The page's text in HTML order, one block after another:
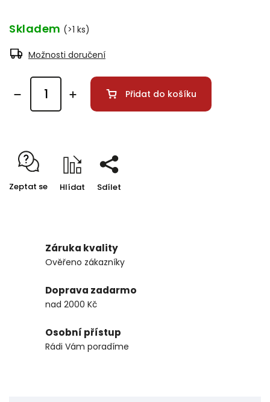
Skladem (>1 ks)
Možnosti doručení
Přidat do košíku
Zeptat se Hlídat Sdílet
Záruka kvality
Ověřeno zákazníky
Doprava zadarmo
nad 2000 Kč
Osobní přístup
Rádi Vám poradíme